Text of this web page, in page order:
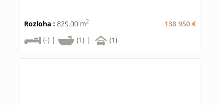
Rozloha : 829.00 m2
138 950 €
(-) |
(1) | (1)